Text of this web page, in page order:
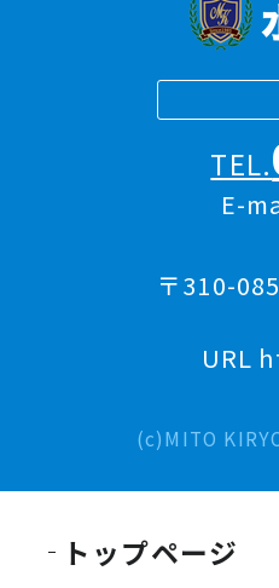
TEL.
E-
〒310-
URL
(c)MITO
トップページ